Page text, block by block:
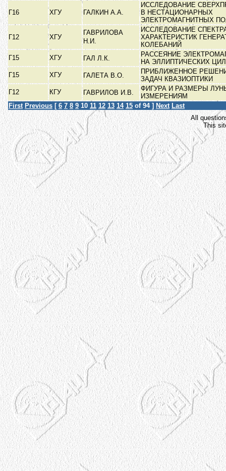
Г16 ХГУ ГАЛКИН А.А.
ИССЛЕДОВАНИЕ
В НЕСТАЦИОНАРНЫХ
ЭЛЕКТРОМАГНИТНЫХ
Г12 ХГУ
ГАВРИЛОВА
Н.И.
ИССЛЕДОВАНИЕ
ХАРАКТЕРИСТИК
КОЛЕБАНИЙ
Г15
ХГУ ГАЛ Л.К.
РАССЕЯНИЕ
НА ЭЛЛИПТИЧЕСКИХ
Г15
ХГУ ГАЛЕТА В.О.
ПРИБЛИЖЕННОЕ
ЗАДАЧ КВАЗИОПТИКИ
Г12
КГУ ГАВРИЛОВ И.В.
ФИГУРА И РАЗМЕРЫ
ИЗМЕРЕНИЯМ
First Previous [ 6 7 8 9 10 11 12 13 14 15 of 94 ] Next Last
All
This